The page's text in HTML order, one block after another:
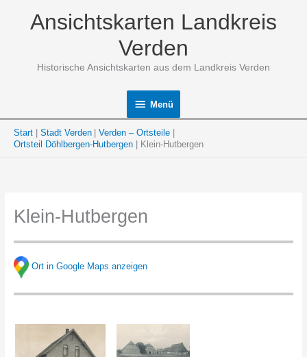
Ansichtskarten Landkreis
Verden
Historische Ansichtskarten aus dem Landkreis Verden
Menü
Menü
Start Stadt Verden
Verden – Ortsteile
Ortsteil Döhlbergen-Hutbergen
Klein-Hutbergen
Klein-Hutbergen
Ort in Google Maps anzeigen